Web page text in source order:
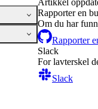
Artikkel
Rapporter en
Om du har
Rapporter
Slack
For lavterskel
Slack